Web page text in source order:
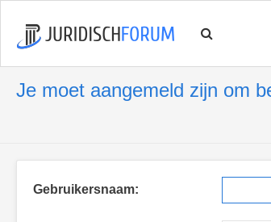
Je moet aangemeld zijn om
Gebruikersnaam: